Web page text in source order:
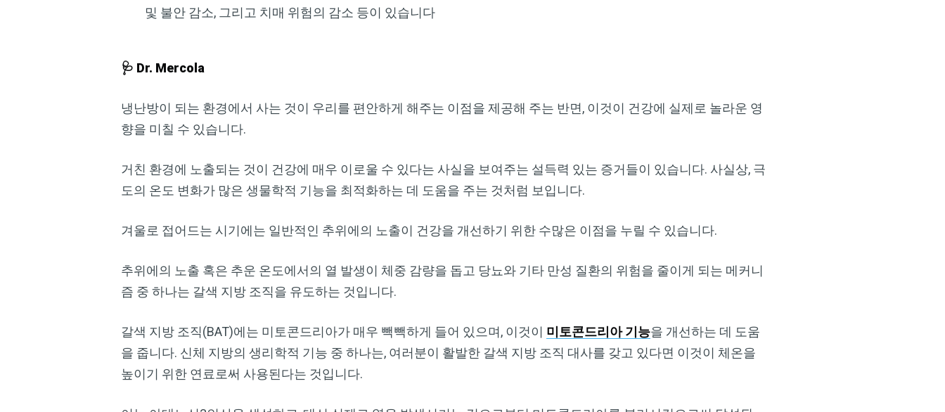
및 불안 감소, 그리고 치매 위험의 감소 등이 있습니다
🩺 Dr. Mercola
냉난방이 되는 환경에서 사는 것이 우리를 편안하게 해주는 이점을 제공해 주는 반면, 이것이 건강에 실제로 놀라운 영
향을 미칠 수 있습니다.
거친 환경에 노출되는 것이 건강에 매우 이로울 수 있다는 사실을 보여주는 설득력 있는 증거들이 있습니다. 사실상, 극
도의 온도 변화가 많은 생물학적 기능을 최적화하는 데 도움을 주는 것처럼 보입니다.
겨울로 접어드는 시기에는 일반적인 추위에의 노출이 건강을 개선하기 위한 수많은 이점을 누릴 수 있습니다.
추위에의 노출 혹은 추운 온도에서의 열 발생이 체중 감량을 돕고 당뇨와 기타 만성 질환의 위험을 줄이게 되는 메커니
즘 중 하나는 갈색 지방 조직을 유도하는 것입니다.
갈색 지방 조직(BAT)에는 미토콘드리아가 매우 빽빽하게 들어 있으며, 이것이 미토콘드리아 기능을 개선하는 데 도움
을 줍니다. 신체 지방의 생리학적 기능 중 하나는, 여러분이 활발한 갈색 지방 조직 대사를 갖고 있다면 이것이 체온을
높이기 위한 연료로써 사용된다는 것입니다.